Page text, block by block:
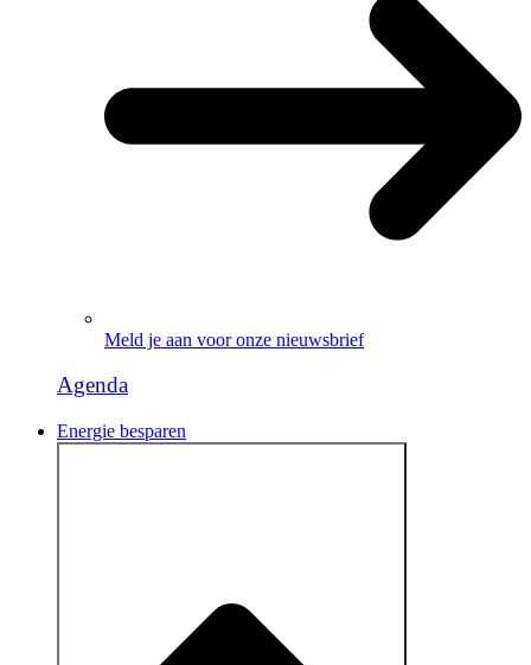
Meld je aan voor onze nieuwsbrief
Agenda
Energie besparen